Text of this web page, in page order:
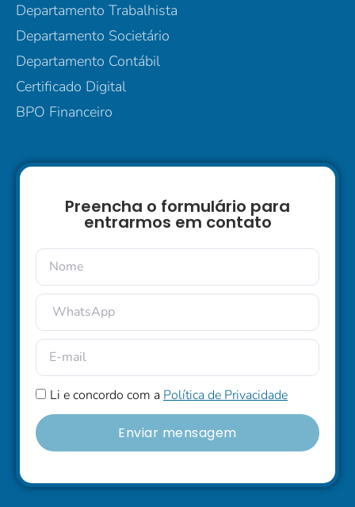
Departamento Trabalhista
Departamento Societário
Departamento Contábil
Certificado Digital
BPO Financeiro
Preencha o formulário para
entrarmos em contato
Li e concordo com a Política de Privacidade
Enviar mensagem